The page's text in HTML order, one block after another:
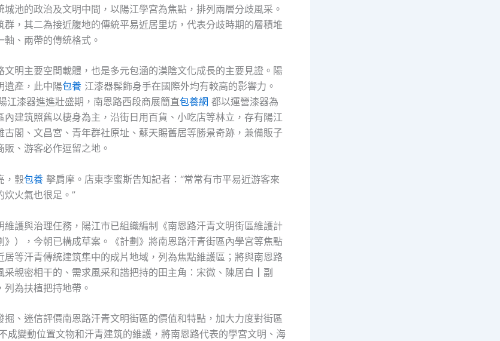
城池的政治及文明中間，以陽江學宮為焦點，排列兩層分歧風采。
群，其二為接近腹地的傳統平易近居里坊，代表分歧時期的層積堆
、兩帶的傳統格式。
文明主要空間載體，也是多元包涵的漠陰文化成長的主要見證。陽
遺產，此中陽包養 江漆器髹飾身手在國際外均有較高的影響力。
江漆器進進壯盛期，南恩路西段商展簡直包養網 都以運營漆器為
內建筑照舊以棲身為主，沿街日用百貨、小吃店等林立，存有陽江
古閣、文昌宮、青年群社原址、蘇天賜舊居等勝景奇跡，兼備販子
、游客必作逗留之地。
，轂包養 擊肩摩。店東李蜜斯告知記者：“常常有市平易近游客來
炊火氣也很足。”
維護與治理任務，陽江市已組織編制《南恩路汗青文明街區維護計
》），今朝已構成草案。《計劃》將南恩路汗青街區內學宮等焦點
居等汗青傳統建筑集中的成片地域，列為焦點維護區；將與南恩路
采親密相干的、需求風采和諧把持的田主角：宋微、陳居白┃副
為扶植把持地帶。
掘、迷信評價南恩路汗青文明街區的價值和特點，加大力度對街區
成變動位置文物和汗青建筑的維護，將南恩路代表的學宮文明、海